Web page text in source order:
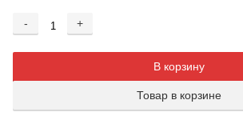
-
+
В корзину
Товар в корзине